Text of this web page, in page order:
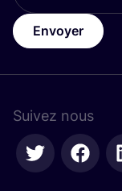
Envoyer
Suivez nous